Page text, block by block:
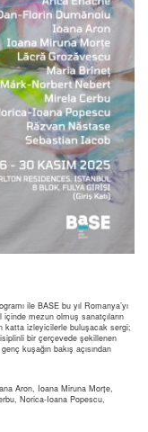
ile BASE bu yıl Romanya’yı
içinde mezun olmuş sanatçıların
katta izleyicilerle buluşacak sergi;
bir çerçevede şekillenen
kuşağın bakış açısından
Aron, Ioana Miruna Morțe,
Norica-Ioana Popescu,